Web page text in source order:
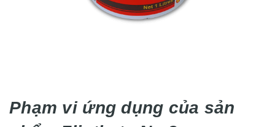
Phạm vi ứng dụng của sản